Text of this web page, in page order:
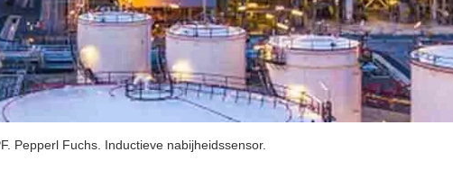
Pepperl Fuchs. Inductieve nabijheidssensor.